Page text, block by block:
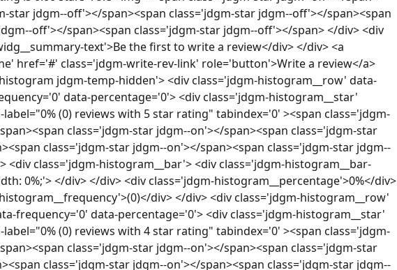
star jdgm--off'></span><span class='jdgm-star jdgm--off'></span><span
off'></span><span class='jdgm-star jdgm--off'></span> </div> <div
text'>Be the first to write a review</div> </div> <a
href='#' class='jdgm-write-rev-link' role='button'>Write a review</a>
jdgm-temp-hidden'> <div class='jdgm-histogram__row' data-
data-percentage='0'> <div class='jdgm-histogram__star'
(0) reviews with 5 star rating" tabindex='0' ><span class='jdgm-
class='jdgm-star jdgm--on'></span><span class='jdgm-star
class='jdgm-star jdgm--on'></span><span class='jdgm-star jdgm--
<div class='jdgm-histogram__bar'> <div class='jdgm-histogram__bar-
0%;'> </div> </div> <div class='jdgm-histogram__percentage'>0%</div>
div> </div> <div class='jdgm-histogram__row'
frequency='0' data-percentage='0'> <div class='jdgm-histogram__star'
(0) reviews with 4 star rating" tabindex='0' ><span class='jdgm-
class='jdgm-star jdgm--on'></span><span class='jdgm-star
class='jdgm-star jdgm--on'></span><span class='jdgm-star jdgm--